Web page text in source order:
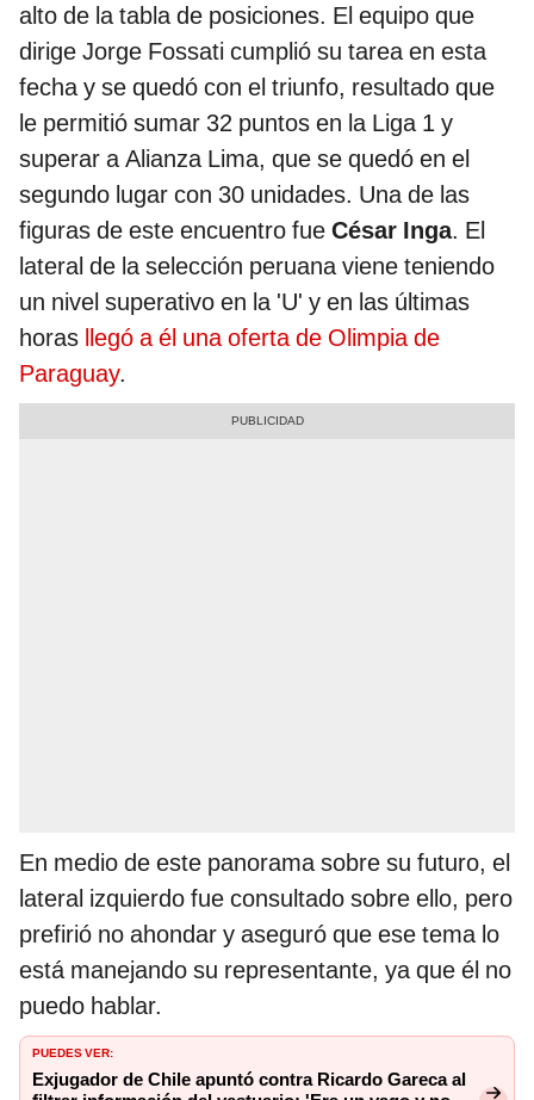
alto de la tabla de posiciones. El equipo que
dirige Jorge Fossati cumplió su tarea en esta
fecha y se quedó con el triunfo, resultado que
le permitió sumar 32 puntos en la Liga 1 y
superar a Alianza Lima, que se quedó en el
segundo lugar con 30 unidades. Una de las
figuras de este encuentro fue César Inga. El
lateral de la selección peruana viene teniendo
un nivel superativo en la 'U' y en las últimas
horas llegó a él una oferta de Olimpia de
Paraguay.
En medio de este panorama sobre su futuro, el
lateral izquierdo fue consultado sobre ello, pero
prefirió no ahondar y aseguró que ese tema lo
está manejando su representante, ya que él no
puedo hablar.
PUEDES VER:
Exjugador de Chile apuntó contra Ricardo Gareca al